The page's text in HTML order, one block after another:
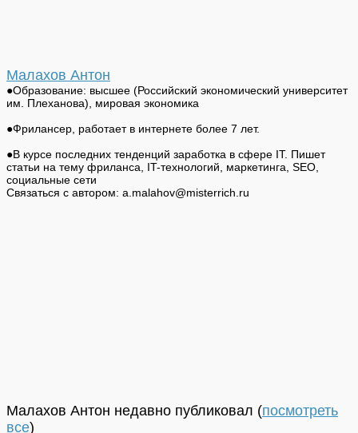
Малахов Антон
●Образование: высшее (Российский экономический университет
им. Плеханова), мировая экономика
●Фрилансер, работает в интернете более 7 лет.
●В курсе последних тенденций заработка в сфере IT. Пишет
статьи на тему фриланса, IT-технологий, маркетинга, SEO,
социальные сети
Связаться с автором: a.malahov@misterrich.ru
Малахов Антон недавно публиковал (посмотреть
все)